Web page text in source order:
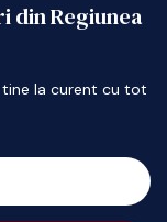
din Regiunea
la curent cu tot